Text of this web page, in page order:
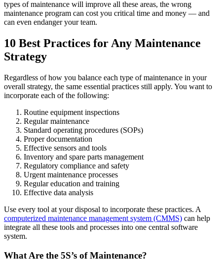
Regulatorische Compliance
Prüfpfade, Validierung, Unterschriften
Gastgewerbe
Gästeorientierte Anlagen an mehreren Standorten
types of maintenance will improve all these areas, the wrong
maintenance program can cost you critical time and money — and
can even endanger your team.
10 Best Practices for Any Maintenance
Strategy
Regardless of how you balance each type of maintenance in your
overall strategy, the same essential practices still apply. You want to
incorporate each of the following:
Routine equipment inspections
Regular maintenance
Standard operating procedures (SOPs)
Proper documentation
Effective sensors and tools
Inventory and spare parts management
Regulatory compliance and safety
Urgent maintenance processes
Regular education and training
Effective data analysis
Use every tool at your disposal to incorporate these practices. A
computerized maintenance management system (CMMS) can help
integrate all these tools and processes into one central software
system.
What Are the 5S’s of Maintenance?